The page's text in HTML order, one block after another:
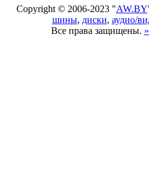
Copyright © 2006-2023 "AW.BY
шины, диски, аудио/
Все права защищены.